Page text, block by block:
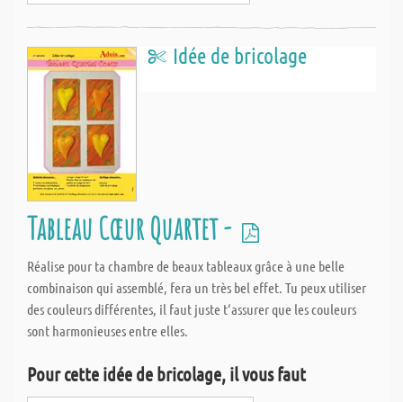
Idée de bricolage
Tableau Cœur Quartet -
Réalise pour ta chambre de beaux tableaux grâce à une belle
combinaison qui assemblé, fera un très bel effet. Tu peux utiliser
des couleurs différentes, il faut juste t‘assurer que les couleurs
sont harmonieuses entre elles.
Pour cette idée de bricolage, il vous faut